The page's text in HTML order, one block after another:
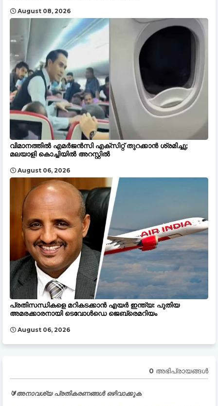
August 08, 2026
വിമാനത്തിൽ എമർജൻസി എക്സിറ്റ് തുറക്കാൻ ശ്രമിച്ചു;
മലയാളി കൊച്ചിയിൽ അറസ്റ്റിൽ
August 06, 2026
പ്രതിസന്ധികളെ മറികടക്കാൻ എയർ ഇന്ത്യ: പുതിയ
അമരക്കാരനായി ടെവോൾഡെ ജെബ്രെമറിയം
August 06, 2026
0 അഭിപ്രായങ്ങള്‍
🔰അനാവശ്യ പ്രതികരണങ്ങൾ ഒഴിവാക്കുക